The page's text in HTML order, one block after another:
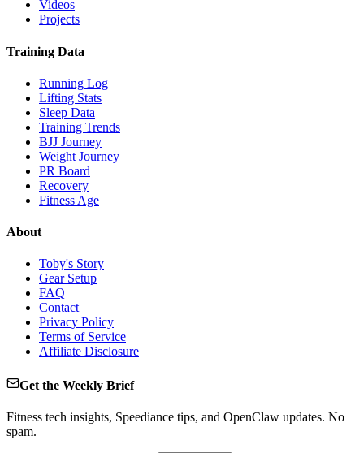
Videos
Projects
Training Data
Running Log
Lifting Stats
Sleep Data
Training Trends
BJJ Journey
Weight Journey
PR Board
Recovery
Fitness Age
About
Toby's Story
Gear Setup
FAQ
Contact
Privacy Policy
Terms of Service
Affiliate Disclosure
Get the Weekly Brief
Fitness tech insights, Speediance tips, and OpenClaw updates. No
spam.